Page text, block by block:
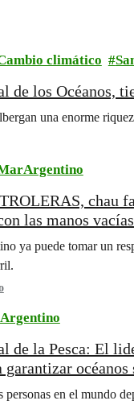
climático
de los Océanos,
una enorme
chau
las manos
ya puede tomar un
de la Pesca: El
océanos
personas en el mundo